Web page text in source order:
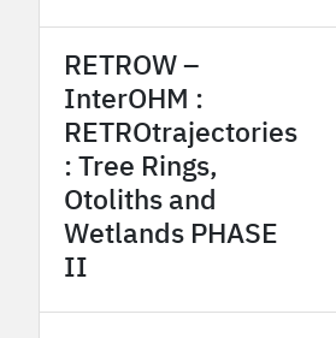
RETROW –
InterOHM :
RETROtrajectories
: Tree Rings,
Otoliths and
Wetlands PHASE
II